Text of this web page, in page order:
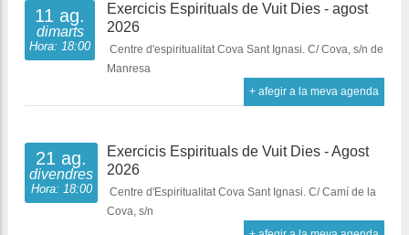
11 ag.
dimarts
Hora: 18:00
Exercicis Espirituals de Vuit Dies - agost
2026
Centre d'espiritualitat Cova Sant Ignasi. C/ Cova, s/n de
Manresa
+ afegir a la meva agenda
21 ag.
divendres
Hora: 18:00
Exercicis Espirituals de Vuit Dies - Agost
2026
Centre d'Espiritualitat Cova Sant Ignasi. C/ Camí de la
Cova, s/n